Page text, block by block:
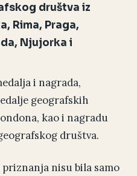
društva iz
Rima, Praga,
Njujorka i
i nagrada,
geografskih
kao i nagradu
društva.
nisu bila samo